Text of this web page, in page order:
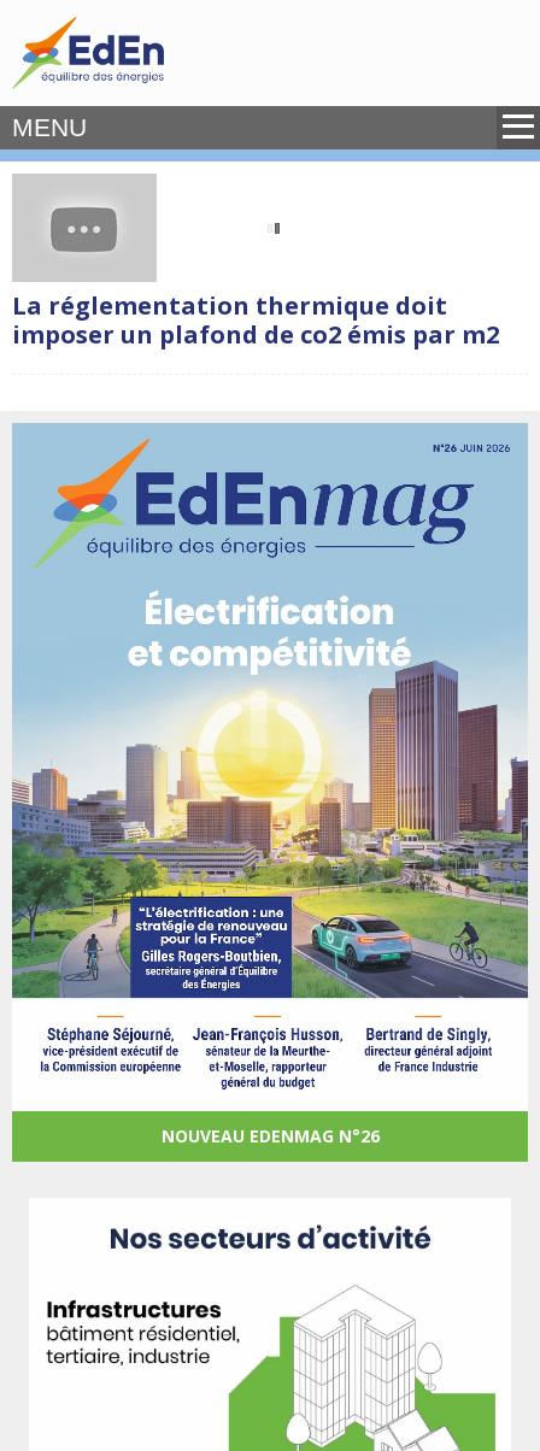
MENU
La réglementation thermique doit
imposer un plafond de co2 émis par m2
NOUVEAU EDENMAG N°26